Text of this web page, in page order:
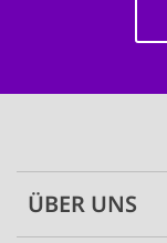
ÜBER UNS